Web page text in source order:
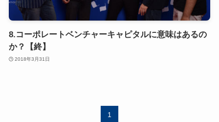
8.コーポレートベンチャーキャピタルに意味はあるの
か？【終】
2018年3月31日
1